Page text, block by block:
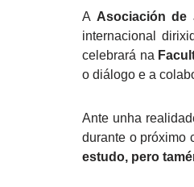
A Asociación de
internacional
celebrará na
o diálogo e a
Ante unha
durante o próximo
estudo, pero